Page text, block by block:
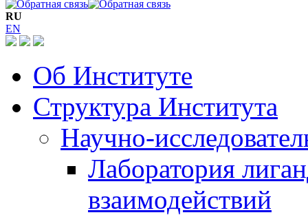
RU
EN
Об Институте
Структура Института
Научно-
Лаборатория
взаимодействий